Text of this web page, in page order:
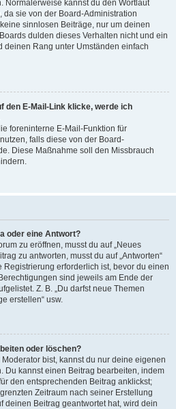
Normalerweise kannst du den Wortlaut
sie von der Board-Administration
sinnlosen Beiträge, nur um deinen
dulden dieses Verhalten nicht und ein
deinen Rang unter Umständen einfach
den E-Mail-Link klicke, werde ich
foreninterne E-Mail-Funktion für
falls diese von der Board-
Diese Maßnahme soll den Missbrauch
oder eine Antwort?
zu eröffnen, musst du auf „Neues
zu antworten, musst du auf „Antworten“
Registrierung erforderlich ist, bevor du einen
sind jeweils am Ende der
Z. B. „Du darfst neue Themen
erstellen“ usw.
oder löschen?
bist, kannst du nur deine eigenen
Du kannst einen Beitrag bearbeiten, indem
den entsprechenden Beitrag anklickst;
Zeitraum nach seiner Erstellung
deinen Beitrag geantwortet hat, wird dein